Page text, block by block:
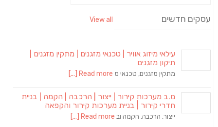
עסקים חדשים View all
עילאי מיזוג אוויר | טכנאי מזגנים | מתקין מזגנים |
תיקון מזגנים
מתקין מזגנים, טכנאי מ Read more [...]
מ.ב מערכות קירור | ייצור | הרכבה | הקמה | בניית
חדרי קירור | בניית מערכות קירור והקפאה
ייצור, הרכבה, הקמה וב Read more [...]